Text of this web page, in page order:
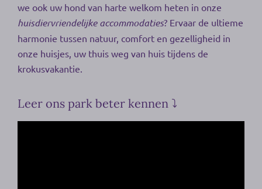
we ook uw hond van harte welkom heten in onze
huisdiervriendelijke accommodaties? Ervaar de ultieme
harmonie tussen natuur, comfort en gezelligheid in
onze huisjes, uw thuis weg van huis tijdens de
krokusvakantie.
Leer ons park beter kennen ⤵